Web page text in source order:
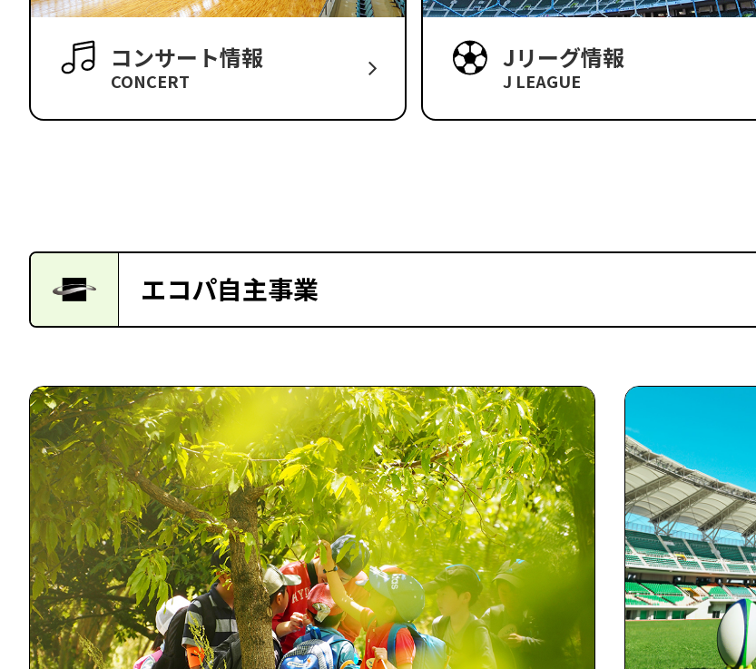
コンサート情報
CONCERT
Jリーグ情報
J LEAGUE
エコパ自主事業